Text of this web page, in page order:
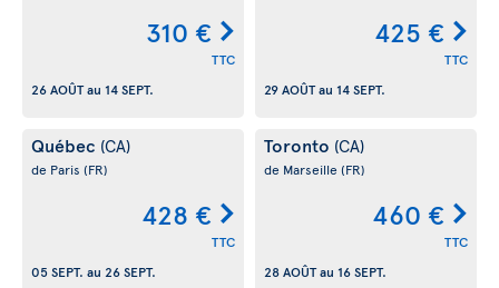
310 €
TTC
26 AOÛTau 14 SEPT.
425 €
TTC
29 AOÛTau 14 SEPT.
Québec (CA)
de Paris (FR)
428 €
TTC
05 SEPT. au 26 SEPT.
Toronto (CA)
de Marseille (FR)
460 €
TTC
28 AOÛTau 16 SEPT.